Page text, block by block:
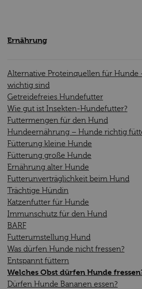
Ernährung
Alternative Proteinquellen für Hunde
wichtig sind
Getreidefreies Hundefutter
Wie gut ist Insekten-Hundefutter?
Futtermengen für den Hund
Hundeernährung – Hunde richtig
Fütterung kleine Hunde
Fütterung große Hunde
Ernährung alter Hunde
Futterunverträglichkeit beim Hund
Trächtige Hündin
Katzenfutter für Hunde
Immunschutz für den Hund
BARF
Futterumstellung Hund
Was dürfen Hunde nicht fressen?
Entspannt füttern
Welches Obst dürfen Hunde
Dürfen Hunde Bananen essen?